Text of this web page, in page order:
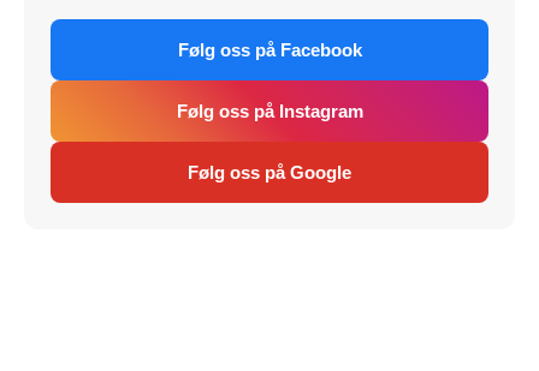
Følg oss på Facebook
Følg oss på Instagram
Følg oss på Google